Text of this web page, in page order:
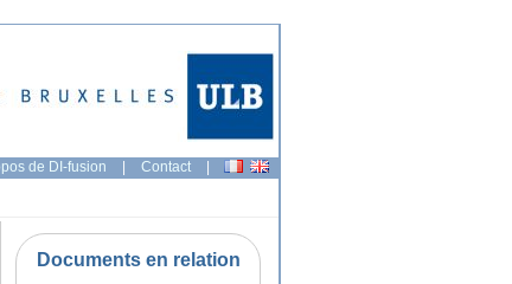
de DI-fusion | Contact |
Documents en relation